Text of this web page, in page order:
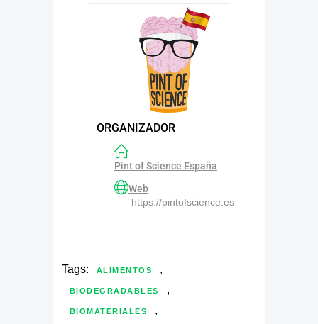
ORGANIZADOR
Pint of Science España
Web
https://pintofscience.es
Tags: ALIMENTOS ,
BIODEGRADABLES ,
BIOMATERIALES ,